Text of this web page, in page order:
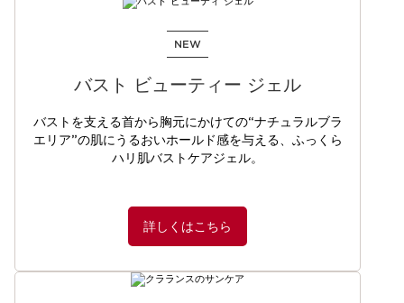
NEW
バスト ビューティー ジェル
バストを支える首から胸元にかけての“ナチュラルブラ
エリア”の肌にうるおいホールド感を与える、ふっくら
ハリ肌バストケアジェル。
詳しくはこちら